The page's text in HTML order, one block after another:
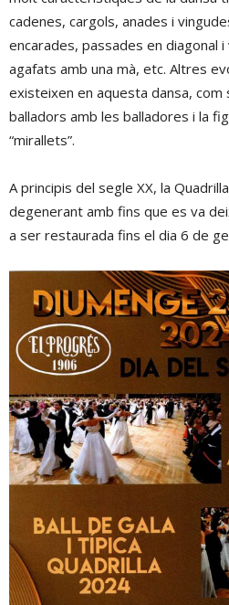
cadenes, cargols, anades i
encarades, passades en diagonal
agafats amb una mà, etc. Altres
existeixen en aquesta dansa,
balladors amb les balladores i la
“mirallets”.
A principis del segle XX, la
degenerant amb fins que es va
a ser restaurada fins el dia 6 de